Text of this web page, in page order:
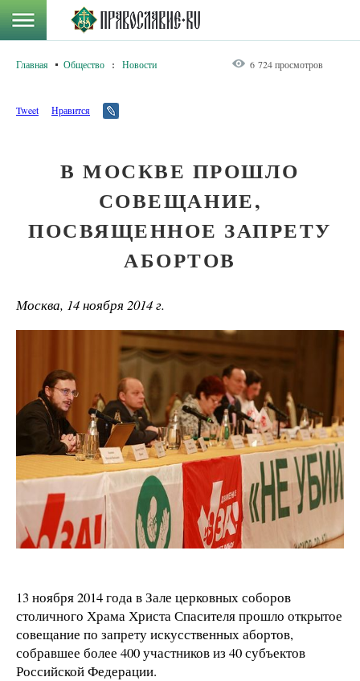
Главная Общество : Новости 6 724 просмотров
Tweet Нравится
В МОСКВЕ ПРОШЛО
СОВЕЩАНИЕ,
ПОСВЯЩЕННОЕ ЗАПРЕТУ
АБОРТОВ
Москва, 14 ноября 2014 г.
13 ноября 2014 года в Зале церковных соборов
столичного Храма Христа Спасителя прошло открытое
совещание по запрету искусственных абортов,
собравшее более 400 участников из 40 субъектов
Российской Федерации.